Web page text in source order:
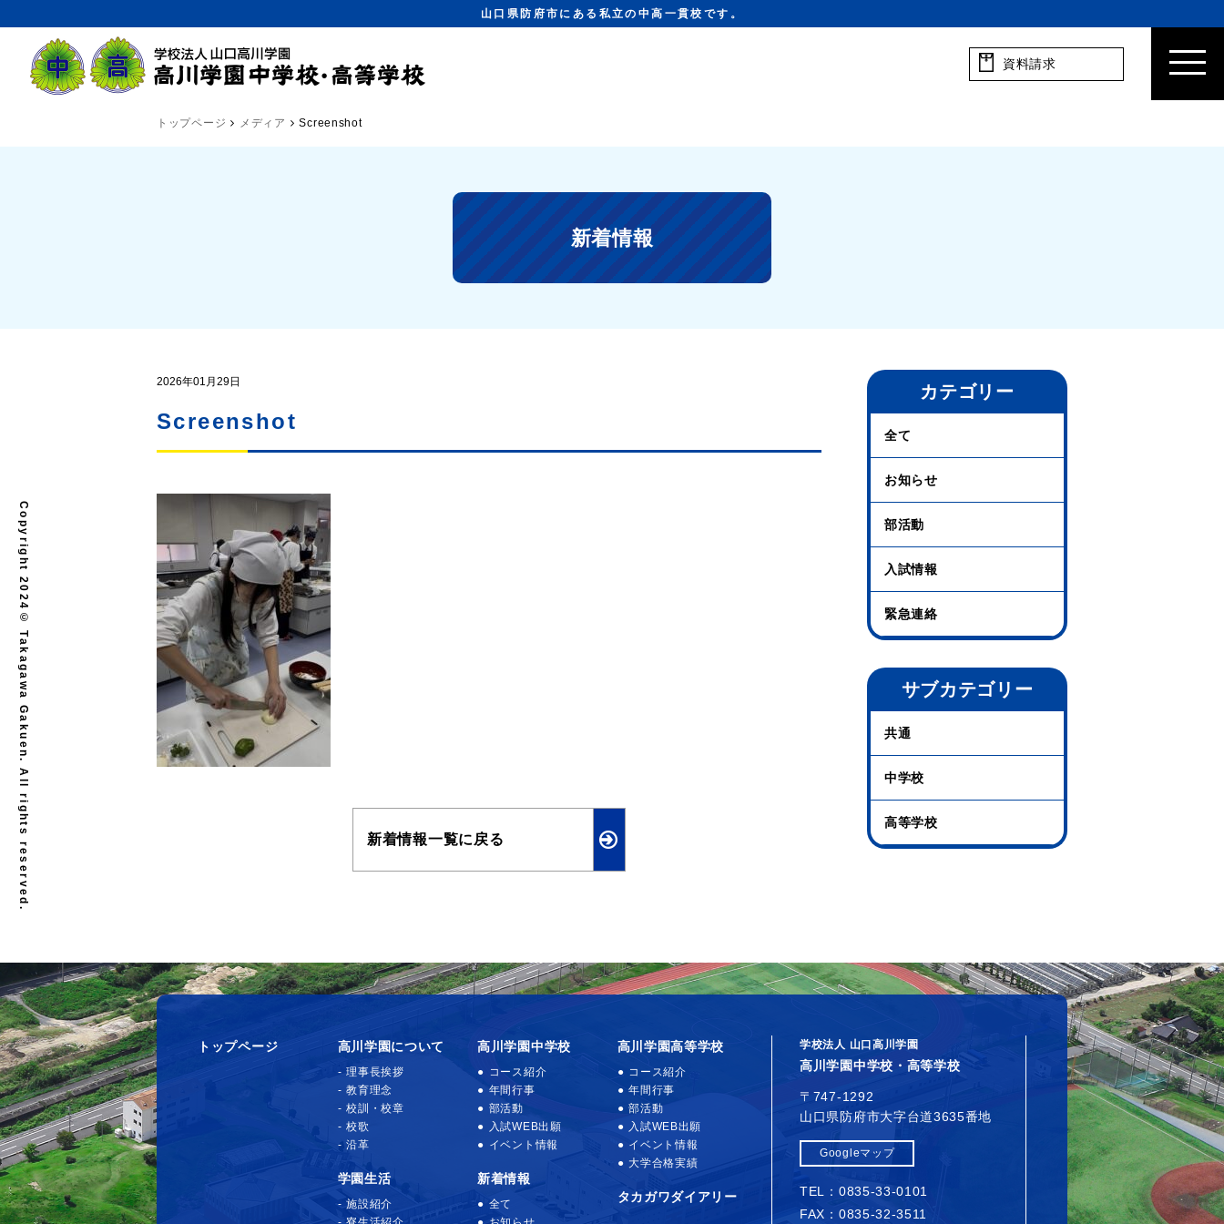
山口県防府市にある私立の中高一貫校です。
資料請求
トップページ メディア Screenshot
新着情報
2026年01月29日
Screenshot
新着情報一覧に戻る
カテゴリー
全て
お知らせ
部活動
入試情報
緊急連絡
サブカテゴリー
共通
中学校
高等学校
トップページ 高川学園について
理事長挨拶
教育理念
校訓・校章
校歌
沿革
学園生活
施設紹介
高川学園中学校
コース紹介
年間行事
部活動
入試WEB出願
イベント情報
新着情報
全て
高川学園高等学校
コース紹介
年間行事
部活動
入試WEB出願
イベント情報
大学合格実績
タカガワダイアリー
学校法人 山口高川学園
高川学園中学校・高等学校
〒747-1292
山口県防府市大字台道3635番地
Googleマップ
TEL：0835-33-0101
FAX：0835-32-3511
Copyright 2024© Takagawa Gakuen. All rights reserved.